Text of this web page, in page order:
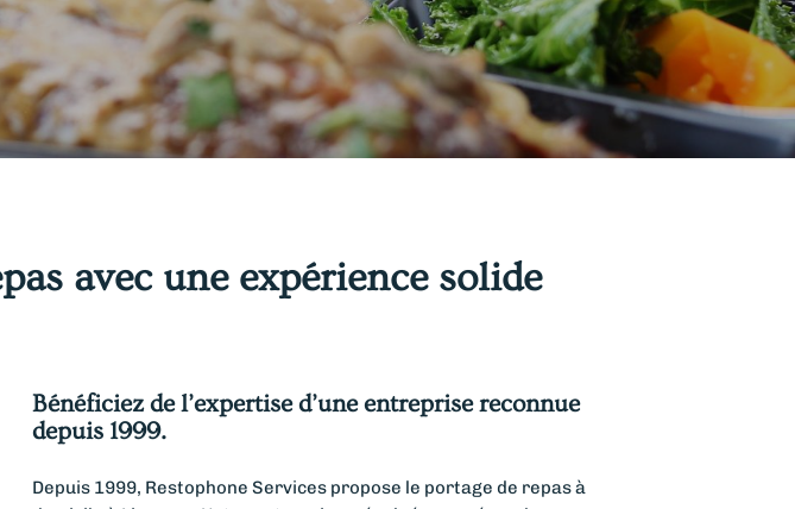
avec une expérience solide
Bénéficiez de l’expertise d’une entreprise reconnue
depuis 1999.
Depuis 1999, Restophone Services propose le portage de repas à